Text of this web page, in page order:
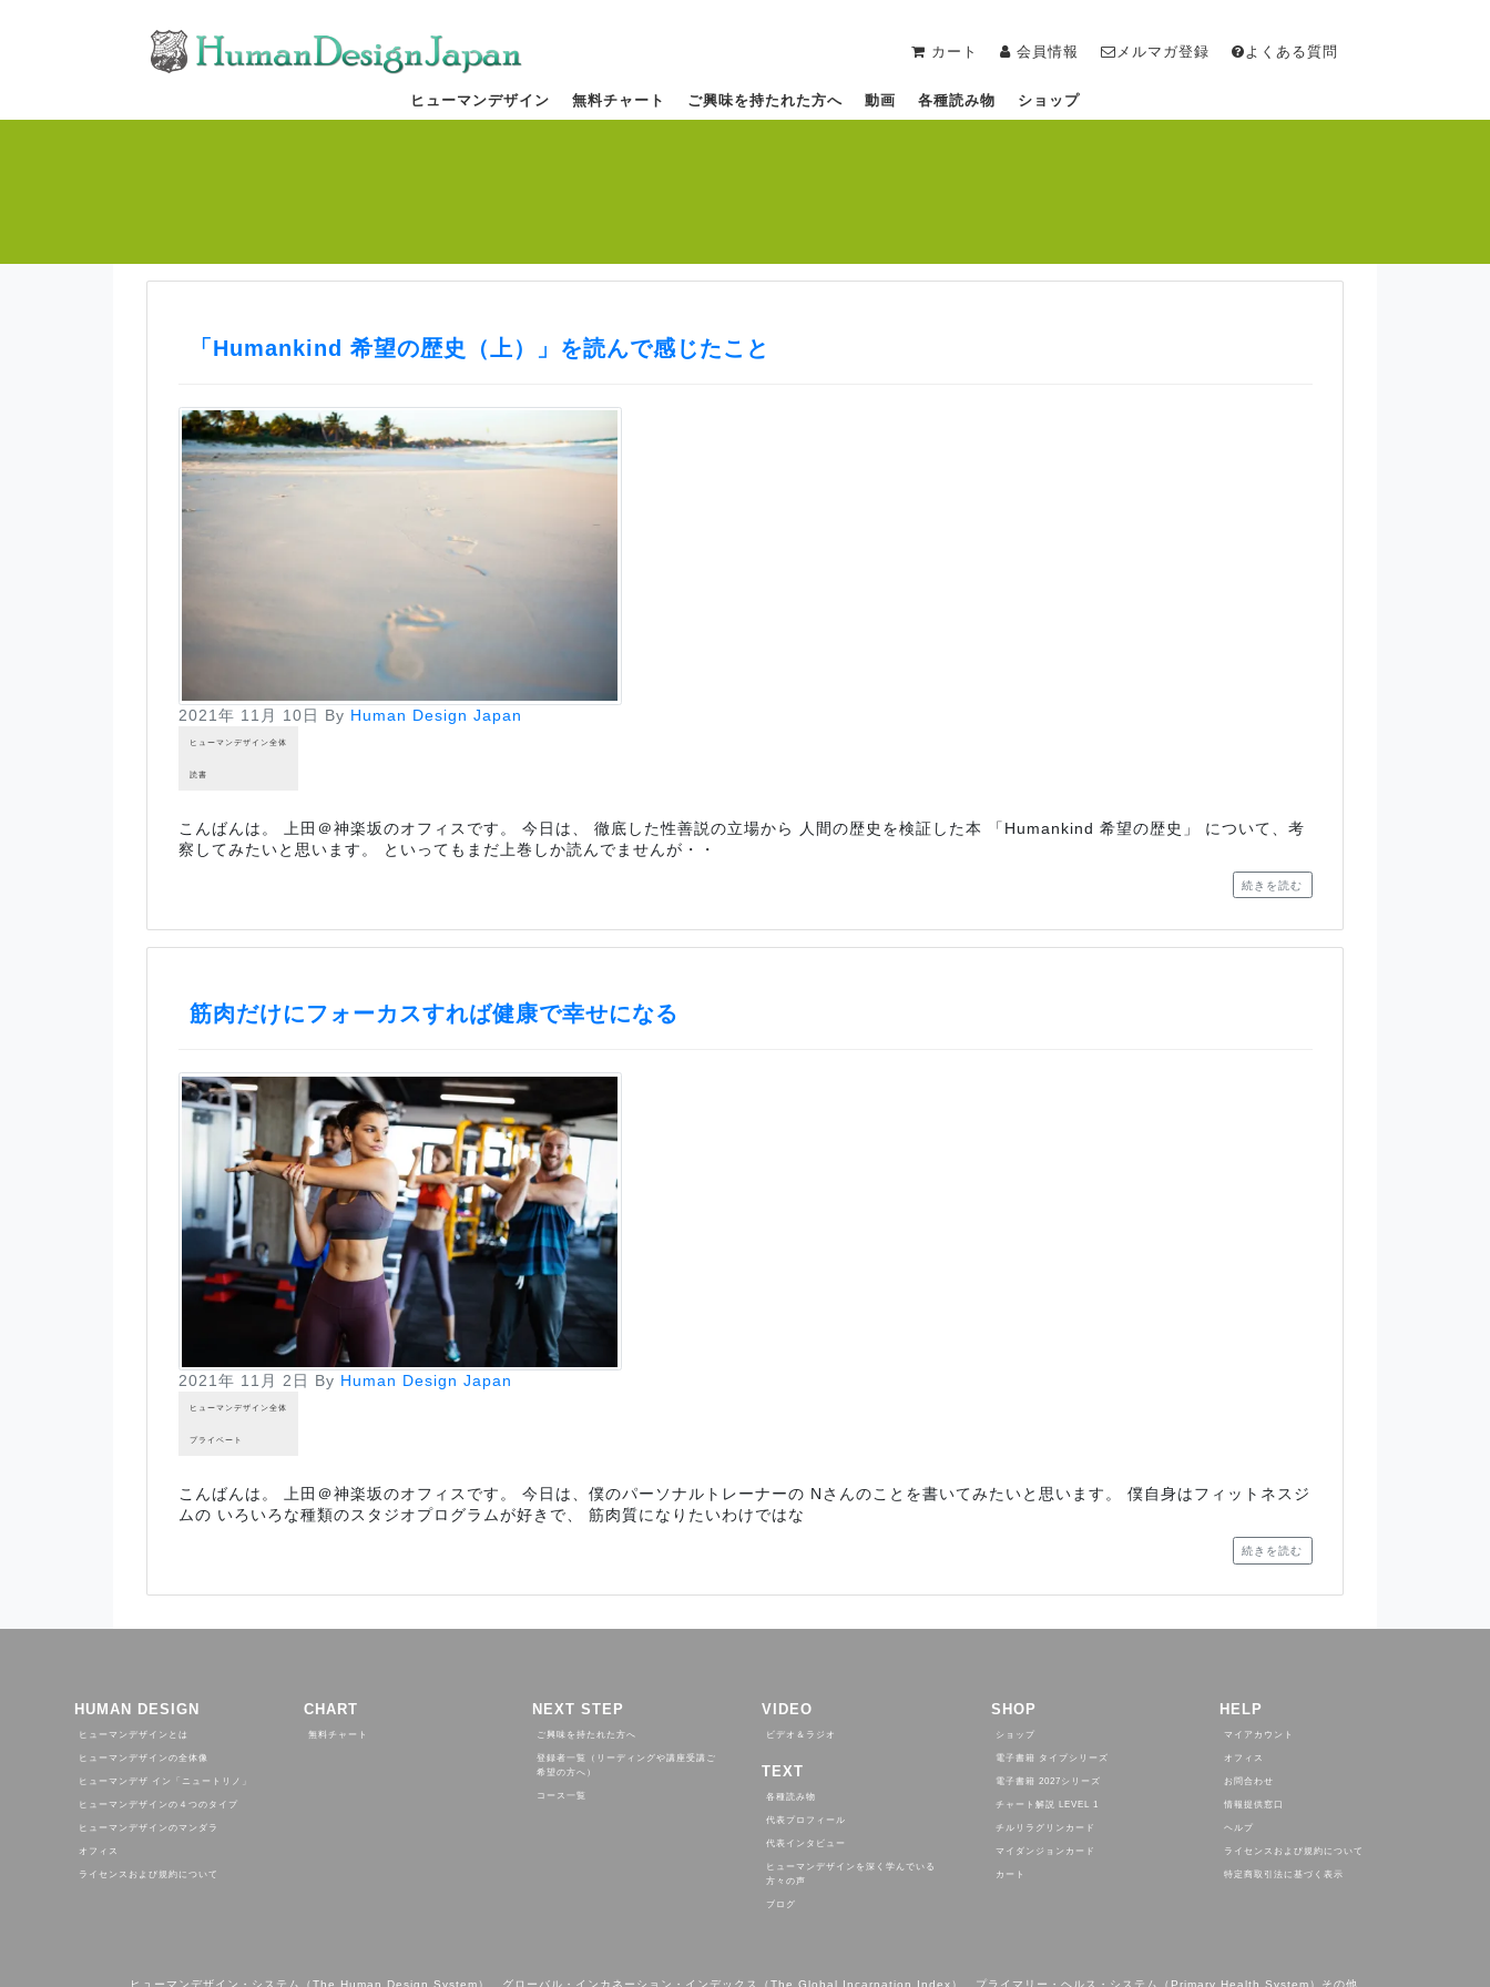
カート 会員情報 メルマガ登録 よくある質問
ヒューマンデザイン 無料チャート ご興味を持たれた方へ 動画 各種読み物 ショップ
「Humankind 希望の歴史（上）」を読んで感じたこと
2021年 11月 10日 By Human Design Japan
ヒューマンデザイン全体
読書
こんばんは。 上田＠神楽坂のオフィスです。 今日は、 徹底した性善説の立場から 人間の歴史を検証した本 「Humankind 希望の歴史」 について、考
察してみたいと思います。 といってもまだ上巻しか読んでませんが・・
続きを読む
筋肉だけにフォーカスすれば健康で幸せになる
2021年 11月 2日 By Human Design Japan
ヒューマンデザイン全体
プライベート
こんばんは。 上田＠神楽坂のオフィスです。 今日は、僕のパーソナルトレーナーの Nさんのことを書いてみたいと思います。 僕自身はフィットネスジ
ムの いろいろな種類のスタジオプログラムが好きで、 筋肉質になりたいわけではな
続きを読む
HUMAN DESIGN
ヒューマンデザインとは
ヒューマンデザインの全体像
ヒューマンデザ イン「ニュートリノ」
ヒューマンデザインの４つのタイプ
ヒューマンデザインのマンダラ
オフィス
ライセンスおよび規約について
CHART
無料チャート
NEXT STEP
ご興味を持たれた方へ
登録者一覧（リーディングや講座受講ご
希望の方へ）
コース一覧
VIDEO
ビデオ＆ラジオ
TEXT
各種読み物
代表プロフィール
代表インタビュー
ヒューマンデザインを深く学んでいる
方々の声
ブログ
SHOP
ショップ
電子書籍 タイプシリーズ
電子書籍 2027シリーズ
チャート解説 LEVEL 1
チルリラグリンカード
マイダンジョンカード
カート
HELP
マイアカウント
オフィス
お問合わせ
情報提供窓口
ヘルプ
ライセンスおよび規約について
特定商取引法に基づく表示